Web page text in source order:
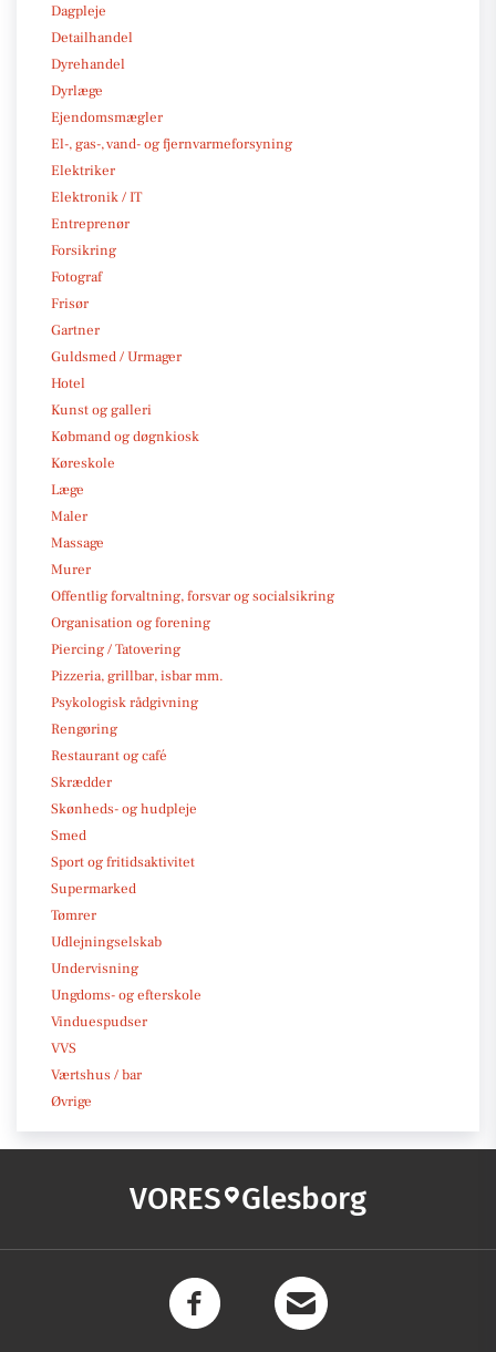
Dagpleje
Detailhandel
Dyrehandel
Dyrlæge
Ejendomsmægler
El-, gas-, vand- og fjernvarmeforsyning
Elektriker
Elektronik / IT
Entreprenør
Forsikring
Fotograf
Frisør
Gartner
Guldsmed / Urmager
Hotel
Kunst og galleri
Købmand og døgnkiosk
Køreskole
Læge
Maler
Massage
Murer
Offentlig forvaltning, forsvar og socialsikring
Organisation og forening
Piercing / Tatovering
Pizzeria, grillbar, isbar mm.
Psykologisk rådgivning
Rengøring
Restaurant og café
Skrædder
Skønheds- og hudpleje
Smed
Sport og fritidsaktivitet
Supermarked
Tømrer
Udlejningselskab
Undervisning
Ungdoms- og efterskole
Vinduespudser
VVS
Værtshus / bar
Øvrige
VORES Glesborg